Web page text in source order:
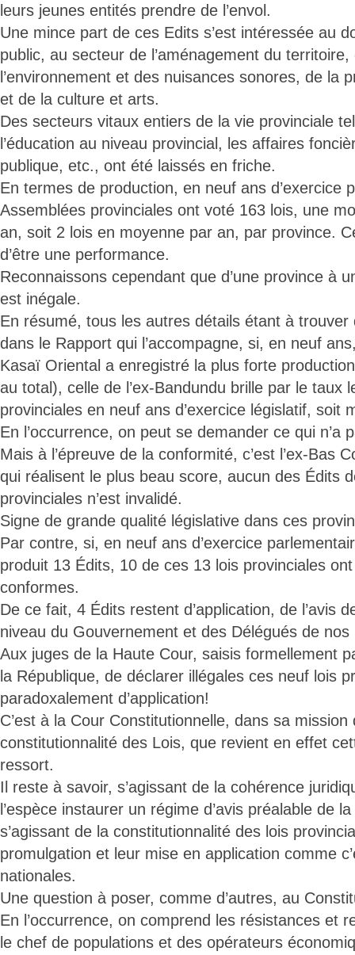
leurs jeunes entités prendre de l’envol.
Une mince part de ces Edits s’est intéressée au
public, au secteur de l’aménagement du
l’environnement et des nuisances sonores, de la
et de la culture et arts.
Des secteurs vitaux entiers de la vie provinciale
l’éducation au niveau provincial, les affaires
publique, etc., ont été laissés en friche.
En termes de production, en neuf ans d’exercice
Assemblées provinciales ont voté 163 lois, une
an, soit 2 lois en moyenne par an, par province.
d’être une performance.
Reconnaissons cependant que d’une province à
est inégale.
En résumé, tous les autres détails étant à trouver
dans le Rapport qui l’accompagne, si, en neuf
Kasaï Oriental a enregistré la plus forte
au total), celle de l’ex-Bandundu brille par le taux
provinciales en neuf ans d’exercice législatif, soit
En l’occurrence, on peut se demander ce qui n’a
Mais à l’épreuve de la conformité, c’est l’ex-Bas
qui réalisent le plus beau score, aucun des Édits
provinciales n’est invalidé.
Signe de grande qualité législative dans ces
Par contre, si, en neuf ans d’exercice
produit 13 Édits, 10 de ces 13 lois provinciales
conformes.
De ce fait, 4 Édits restent d’application, de l’avis
niveau du Gouvernement et des Délégués de
Aux juges de la Haute Cour, saisis formellement
la République, de déclarer illégales ces neuf lois
paradoxalement d’application!
C’est à la Cour Constitutionnelle, dans sa
constitutionnalité des Lois, que revient en effet
ressort.
Il reste à savoir, s’agissant de la cohérence
l’espèce instaurer un régime d’avis préalable de
s’agissant de la constitutionnalité des lois
promulgation et leur mise en application comme
nationales.
Une question à poser, comme d’autres, au
En l’occurrence, on comprend les résistances et
le chef de populations et des opérateurs